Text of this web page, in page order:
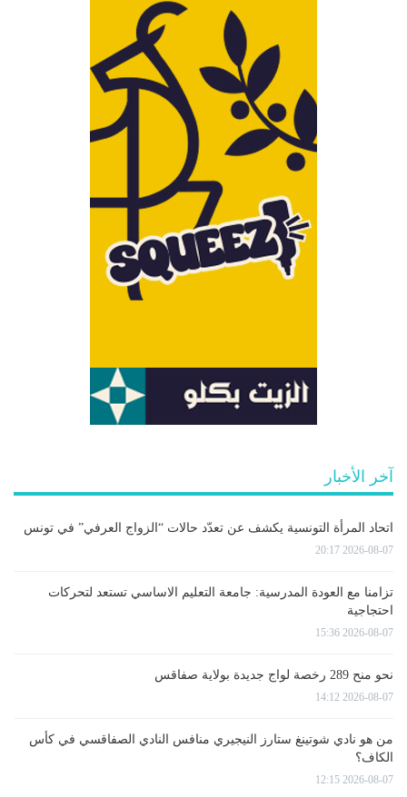
آخر الأخبار
اتحاد المرأة التونسية يكشف عن تعدّد حالات “الزواج العرفي” في تونس
2026-08-07 20:17
تزامنا مع العودة المدرسية: جامعة التعليم الاساسي تستعد لتحركات
احتجاجية
2026-08-07 15:36
نحو منح 289 رخصة لواج جديدة بولاية صفاقس
2026-08-07 14:12
من هو نادي شوتينغ ستارز النيجيري منافس النادي الصفاقسي في كأس
الكاف؟
2026-08-07 12:15